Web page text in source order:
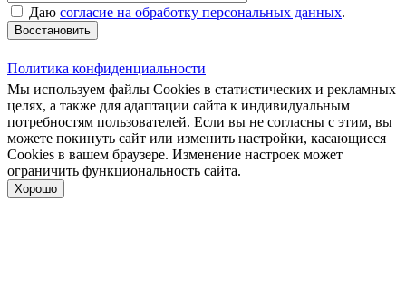
Даю согласие на обработку персональных данных.
Восстановить
Политика конфиденциальности
Мы используем файлы Cookies в статистических и рекламных
целях, а также для адаптации сайта к индивидуальным
потребностям пользователей. Если вы не согласны с этим, вы
можете покинуть сайт или изменить настройки, касающиеся
Cookies в вашем браузере. Изменение настроек может
ограничить функциональность сайта.
Хорошо